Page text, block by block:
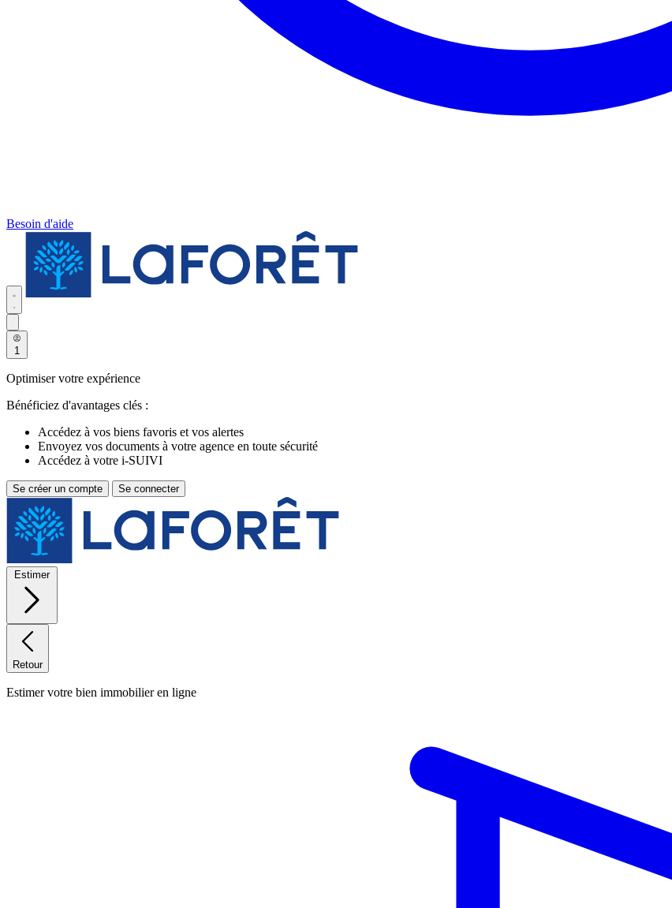
Besoin d'aide
1
Optimiser votre expérience
Bénéficiez d'avantages clés :
Accédez à vos biens favoris et vos alertes
Envoyez vos documents à votre agence en toute sécurité
Accédez à votre i-SUIVI
Se créer un compte Se connecter
Estimer
Retour
Estimer votre bien immobilier en ligne